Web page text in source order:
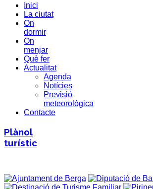
Inici
La ciutat
On
dormir
On
menjar
Què fer
Actualitat
Agenda
Notícies
Previsió
meteorològica
Contacte
Plànol
turístic